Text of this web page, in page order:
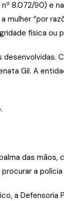
8.072/90) e
“por
física ou
Gil. A
das
a
a Defensoria